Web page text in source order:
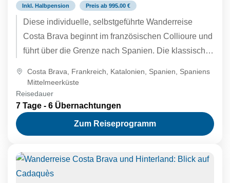
Inkl. Halbpension Preis ab 995.00 €
Diese individuelle, selbstgeführte Wanderreise
Costa Brava beginnt im französischen Collioure und
führt über die Grenze nach Spanien. Die klassische
Mittelmeerküste bietet alles, was das Wanderherz
begehrt: versteckte Buchten, großartige
Klippenpfade, charmante kleine Fischerorte.
Costa Brava Frankreich Katalonien Spanien
Spaniens
Mittelmeerküste
Reisedauer
7 Tage - 6 Übernachtungen
Zum Reiseprogramm